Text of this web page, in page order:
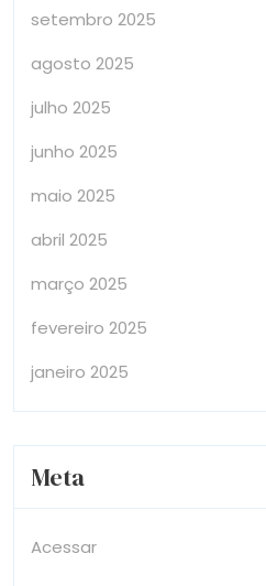
setembro 2025
agosto 2025
julho 2025
junho 2025
maio 2025
abril 2025
março 2025
fevereiro 2025
janeiro 2025
Meta
Acessar